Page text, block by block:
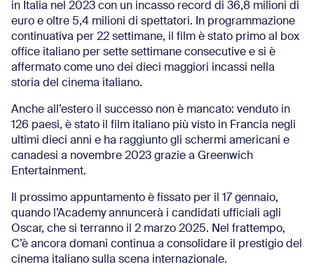
in Italia nel 2023 con un incasso record di 36,8 milioni di
euro e oltre 5,4 milioni di spettatori. In programmazione
continuativa per 22 settimane, il film è stato primo al box
office italiano per sette settimane consecutive e si è
affermato come uno dei dieci maggiori incassi nella
storia del cinema italiano.
Anche all’estero il successo non è mancato: venduto in
126 paesi, è stato il film italiano più visto in Francia negli
ultimi dieci anni e ha raggiunto gli schermi americani e
canadesi a novembre 2023 grazie a Greenwich
Entertainment.
Il prossimo appuntamento è fissato per il 17 gennaio,
quando l’Academy annuncerà i candidati ufficiali agli
Oscar, che si terranno il 2 marzo 2025. Nel frattempo,
C’è ancora domani continua a consolidare il prestigio del
cinema italiano sulla scena internazionale.